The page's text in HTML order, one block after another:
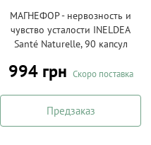
МАГНЕФОР - нервозность и
чувство усталости INELDEA
Santé Naturelle, 90 капсул
994 грн Скоро поставка
Предзаказ